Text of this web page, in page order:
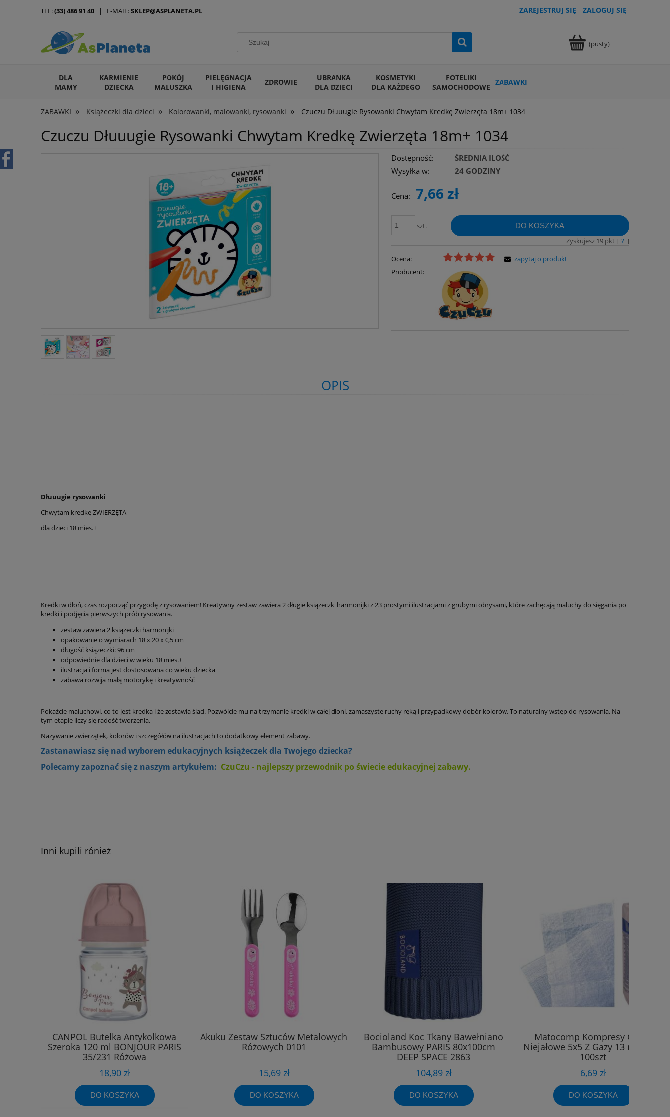
ZAREJESTRUJ SIĘ ZALOGUJ SIĘ
(pusty)
DLA
MAMY
KARMIENIE
DZIECKA
POKÓJ
MALUSZKA
PIELĘGNACJA
I HIGIENA
ZDROWIE
UBRANKA
DLA DZIECI
KOSMETYKI
DLA KAŻDEGO
FOTELIKI
SAMOCHODOWE ZABAWKI
ARTYKUŁY DLA ZWIERZĄT
ZABAWKI » Książeczki dla dzieci » Kolorowanki, malowanki, rysowanki » Czuczu Dłuuugie Rysowanki Chwytam Kredkę Zwierzęta 18m+ 1034
TEL:(33) 486 91 40 | E-MAIL:SKLEP@ASPLANETA.PL
Czuczu Dłuuugie Rysowanki Chwytam Kredkę Zwierzęta 18m+ 1034
Dostępność:
ŚREDNIA ILOŚĆ
Wysyłka w:
24 GODZINY
Cena: 7,66 zł
szt. DO KOSZYKA
Zyskujesz 19pkt [ ? ]
Ocena:
Producent:
zapytaj o produkt
OPIS
Dłuuugie rysowanki
Chwytam kredkę ZWIERZĘTA
dla dzieci 18 mies.+
Kredki w dłoń, czas rozpocząć przygodę z rysowaniem! Kreatywny zestaw zawiera 2 długie książeczki harmonijki z 23 prostymi ilustracjami z grubymi obrysami, które zachęcają maluchy do sięgania po
kredki i podjęcia pierwszych prób rysowania.
zestaw zawiera 2 książeczki harmonijki
opakowanie o wymiarach 18 x 20 x 0,5 cm
długość książeczki: 96 cm
odpowiednie dla dzieci w wieku 18 mies.+
ilustracja i forma jest dostosowana do wieku dziecka
zabawa rozwija małą motorykę i kreatywność
Pokażcie maluchowi, co to jest kredka i że zostawia ślad. Pozwólcie mu na trzymanie kredki w całej dłoni, zamaszyste ruchy ręką i przypadkowy dobór kolorów. To naturalny wstęp do rysowania. Na
tym etapie liczy się radość tworzenia.
Nazywanie zwierzątek, kolorów i szczegółów na ilustracjach to dodatkowy element zabawy.
Zastanawiasz się nad wyborem edukacyjnych książeczek dla Twojego dziecka?
Polecamy zapoznać się z naszym artykułem: CzuCzu - najlepszy przewodnik po świecie edukacyjnej zabawy.
Inni kupili rónież
CANPOL Butelka Antykolkowa
Szeroka 120 ml BONJOUR PARIS
35/231 Różowa
18,90 zł
DO KOSZYKA
Akuku Zestaw Sztuców Metalowych
Różowych 0101
15,69 zł
DO KOSZYKA
Bocioland Koc Tkany Bawełniano
Bambusowy PARIS 80x100cm
DEEP SPACE 2863
104,89 zł
DO KOSZYKA
Matocomp Kompresy Gaziki
Niejałowe 5x5 Z Gazy 13 nitkowej
100szt
6,69 zł
DO KOSZYKA